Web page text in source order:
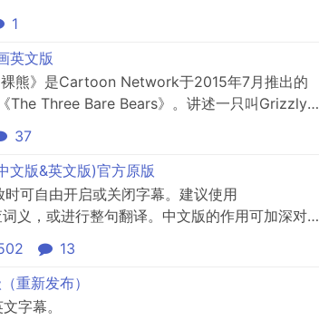
1
英文版
熊》是Cartoon Network于2015年7月推出的
The Three Bare Bears》。讲述一只叫Grizzly的
的高冷北极熊，这三只熊的日常生活故事。中
37
文版&英文版)官方原版
可自由开启或关闭字幕。建议使用
义，或进行整句翻译。中文版的作用可加深对英
添加任何第三方水印，目前是全网唯一双语版
...
13
重新发布）
字幕。